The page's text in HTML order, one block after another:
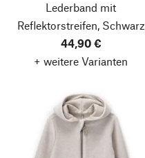
Lederband mit
Reflektorstreifen, Schwarz
44,90 €
+ weitere Varianten